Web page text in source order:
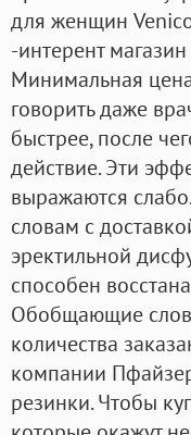
для женщин
-интерент
Минимальная
говорить даже
быстрее, после
действие. Эти
выражаются
словам с
эректильной
способен
Обобщающие
количества
компании
резинки. Чтобы